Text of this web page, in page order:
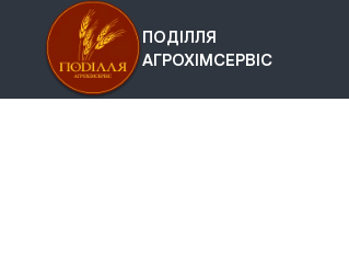
ПОДІЛЛЯ
АГРОХІМСЕРВІС